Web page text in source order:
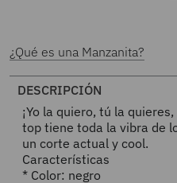
¿Qué es una Manzanita?
DESCRIPCIÓN
¡Yo la quiero, tú la
top tiene toda la vibra de
un corte actual y cool.
Características
* Color: negro